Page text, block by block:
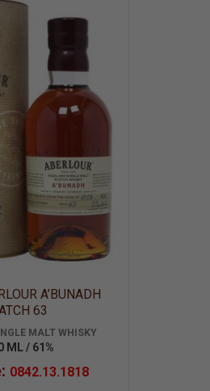
ADD TO
WISHLIST
A’BUNADH
63
MALT WHISKY
ML / 61%
0842.13.1818